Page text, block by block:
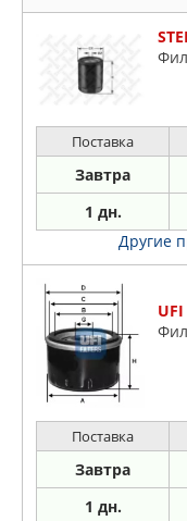
Поставка
Завтра
1 дн.
Другие
Поставка
Завтра
1 дн.